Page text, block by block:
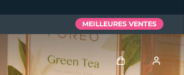
MEILLEURES VENTES